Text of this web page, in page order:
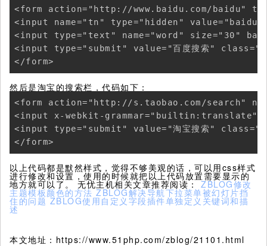
<form action="http://www.baidu.com/baidu"
<input name="tn" type="hidden"
<input type="text" name="word" size="30"
<input type="submit" value="百度搜索"
</form>
然后是淘宝的搜索栏，代码如下：
<form action="http://s.taobao.com/search"
<input x-webkit-grammar="builtin:translate"
<input type="submit" value="淘宝搜索"
</form>
以上代码都是默然样式，觉得不够美观的话，可以用css样式
进行修改和设置，使用的时候就把以上代码放置需要显示的
地方就可以了。 无忧主机相关文章推荐阅读：ZBLOG修改
主题模板颜色的方法 ZBLOG解决导航下拉菜单被幻灯片挡
住的问题 ZBLOG使用自定义字段插件单独定义关键词和描
述
本文地址：https://www.51php.com/zblog/21101.html